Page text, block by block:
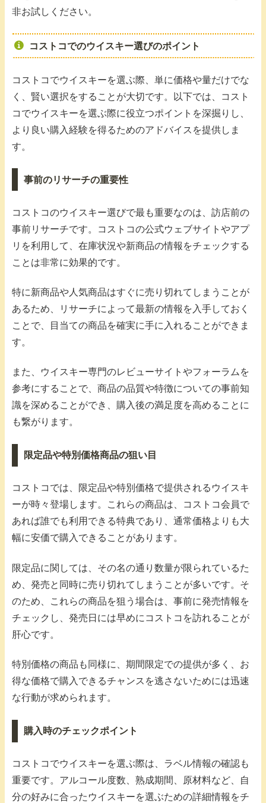
非お試しください。
コストコでのウイスキー選びのポイント
コストコでウイスキーを選ぶ際、単に価格や量だけでな
く、賢い選択をすることが大切です。以下では、コスト
コでウイスキーを選ぶ際に役立つポイントを深掘りし、
より良い購入経験を得るためのアドバイスを提供しま
す。
事前のリサーチの重要性
コストコのウイスキー選びで最も重要なのは、訪店前の
事前リサーチです。コストコの公式ウェブサイトやアプ
リを利用して、在庫状況や新商品の情報をチェックする
ことは非常に効果的です。
特に新商品や人気商品はすぐに売り切れてしまうことが
あるため、リサーチによって最新の情報を入手しておく
ことで、目当ての商品を確実に手に入れることができま
す。
また、ウイスキー専門のレビューサイトやフォーラムを
参考にすることで、商品の品質や特徴についての事前知
識を深めることができ、購入後の満足度を高めることに
も繋がります。
限定品や特別価格商品の狙い目
コストコでは、限定品や特別価格で提供されるウイスキ
ーが時々登場します。これらの商品は、コストコ会員で
あれば誰でも利用できる特典であり、通常価格よりも大
幅に安価で購入できることがあります。
限定品に関しては、その名の通り数量が限られているた
め、発売と同時に売り切れてしまうことが多いです。そ
のため、これらの商品を狙う場合は、事前に発売情報を
チェックし、発売日には早めにコストコを訪れることが
肝心です。
特別価格の商品も同様に、期間限定での提供が多く、お
得な価格で購入できるチャンスを逃さないためには迅速
な行動が求められます。
購入時のチェックポイント
コストコでウイスキーを選ぶ際は、ラベル情報の確認も
重要です。アルコール度数、熟成期間、原材料など、自
分の好みに合ったウイスキーを選ぶための詳細情報をチ